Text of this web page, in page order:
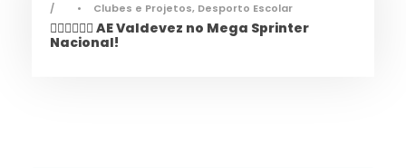
•
Clubes e Projetos, Desporto Escolar
🏃‍♀️🏃‍♂️🏃‍♀️ AE Valdevez no Mega Sprinter
Nacional!